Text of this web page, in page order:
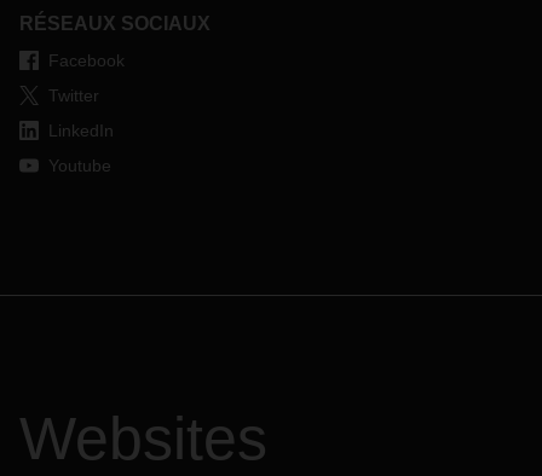
RÉSEAUX SOCIAUX
Facebook
Twitter
LinkedIn
Youtube
Websites